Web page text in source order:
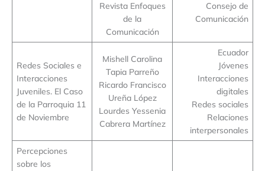
Revista Enfoques
de la
Comunicación
Consejo de
Comunicación
Redes Sociales e
Interacciones
Juveniles. El Caso
de la Parroquia 11
de Noviembre
Mishell Carolina
Tapia Parreño
Ricardo Francisco
Ureña López
Lourdes Yessenia
Cabrera Martínez
Ecuador
Jóvenes
Interacciones
digitales
Redes sociales
Relaciones
interpersonales
Percepciones
sobre los